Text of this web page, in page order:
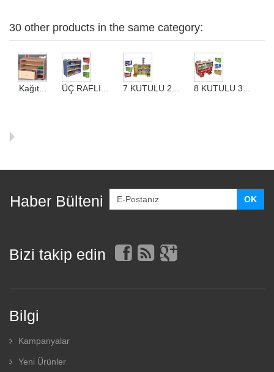
30 other products in the same category:
Kağıt... ÜÇ RAFLI... 7 KUTULU 2... 8 KUTULU 3...
Haber Bülteni
Bizi takip edin
Bilgi
Kampanyalar
Yeni Ürünler